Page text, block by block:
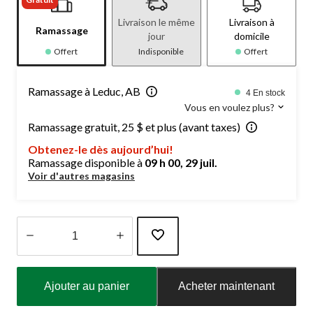
Ramassage
Offert
Livraison le même
jour
Indisponible
Livraison à
domicile
Offert
Ramassage à Leduc, AB 4 En stock
Vous en voulez plus?
Ramassage gratuit, 25 $ et plus (avant taxes)
Obtenez-le dès aujourd’hui!
Ramassage disponible à 09 h 00, 29 juil.
Voir d'autres magasins
Ajouter au panier Acheter maintenant